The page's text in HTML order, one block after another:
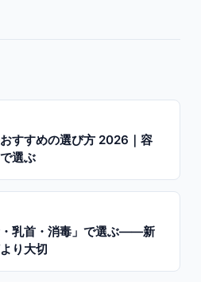
すすめの選び方 2026｜容
選ぶ
乳首・消毒」で選ぶ——新
り大切